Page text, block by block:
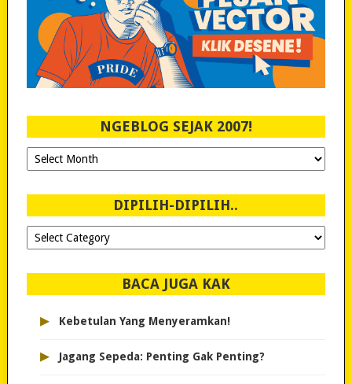
NGEBLOG SEJAK 2007!
Ngeblog
Sejak
DIPILIH-DIPILIH..
Dipilih-
dipilih..
BACA JUGA KAK
▸ Kebetulan Yang Menyeramkan!
▸ Jagang Sepeda: Penting Gak Penting?